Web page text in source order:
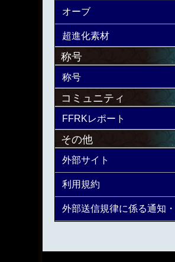
オーブ
超進化素材
称号
称号
コミュニティ
FFRKレポート
その他
外部サイト
利用規約
外部送信規律に係る通知